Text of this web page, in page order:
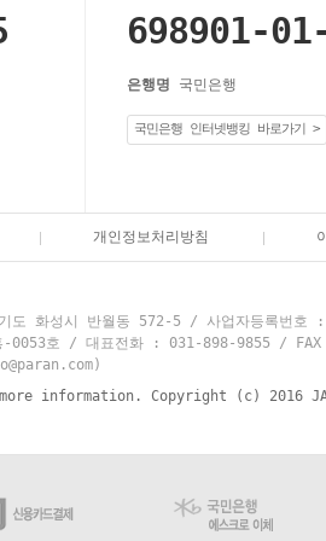
698901-
은행명 국민은행
국민은행 인터넷뱅킹 바로가기 >
개인정보처리방침
화성시 반월동 572-5 / 사업자등록번호
-0053호 / 대표전화 : 031-898-9855 /
information. Copyright (c) 2016